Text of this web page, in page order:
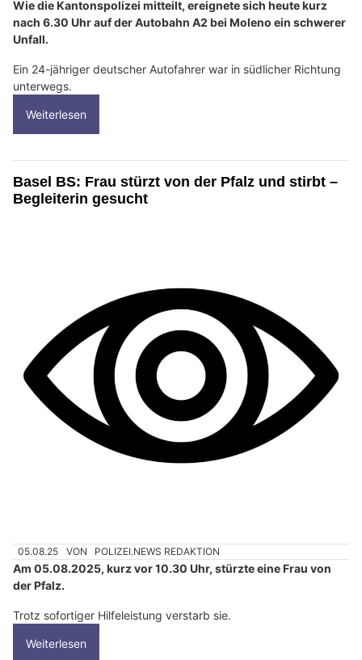
Wie die Kantonspolizei mitteilt, ereignete sich heute kurz
nach 6.30 Uhr auf der Autobahn A2 bei Moleno ein schwerer
Unfall.
Ein 24-jähriger deutscher Autofahrer war in südlicher Richtung
unterwegs.
Weiterlesen
Basel BS: Frau stürzt von der Pfalz und stirbt –
Begleiterin gesucht
05.08.25 VON POLIZEI.NEWS REDAKTION
Am 05.08.2025, kurz vor 10.30 Uhr, stürzte eine Frau von
der Pfalz.
Trotz sofortiger Hilfeleistung verstarb sie.
Weiterlesen